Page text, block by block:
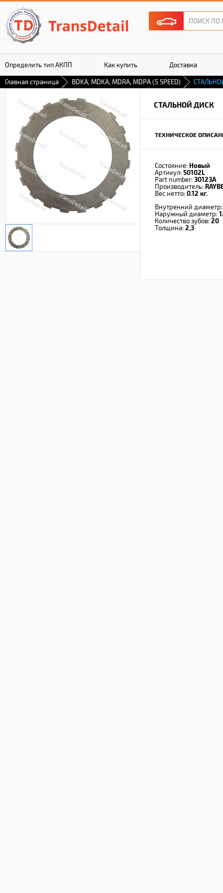
Определить тип АКПП Как купить Доставка
Гарантия
Главная страница BDKA, MDKA, MDRA, MDPA (5 SPEED)
СТАЛЬНОЙ ДИСК
ТЕХНИЧЕСКОЕ
Состояние: Новый
Артикул: 50102L
Part number: 30123A
Производитель:
Вес нетто: 0.12 кг.
Внутренний
Наружный диаметр:
Количество зубов: 20
Толщина: 2,3